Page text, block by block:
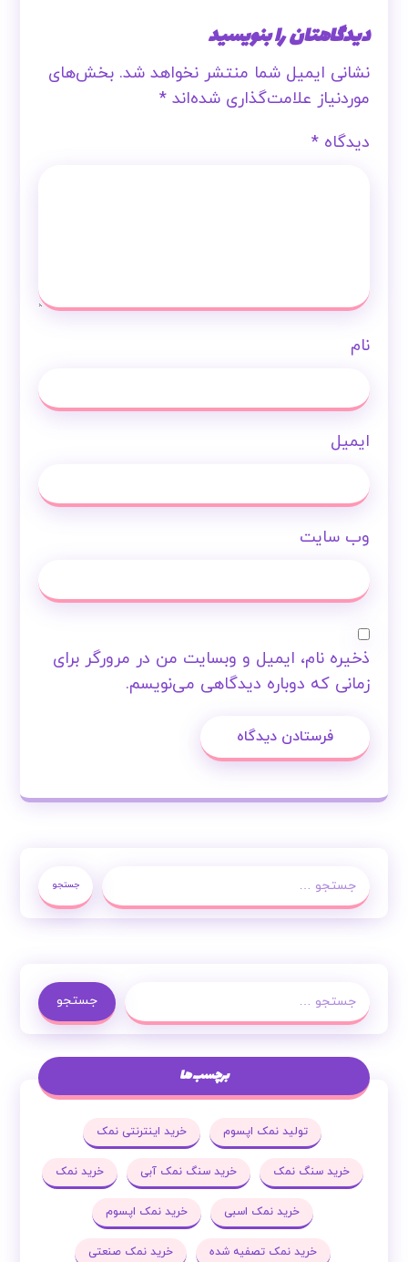
دیدگاهتان را بنویسید
نشانی ایمیل شما منتشر نخواهد شد. بخش‌های
موردنیاز علامت‌گذاری شده‌اند*
دیدگاه*
نام
ایمیل
وب‌ سایت
ذخیره نام، ایمیل و وبسایت من در مرورگر برای
زمانی که دوباره دیدگاهی می‌نویسم.
فرستادن دیدگاه
جستجو
جستجو
برچسب ها
تولید نمک اپسوم خرید اینترنتی نمک
خرید سنگ نمک خرید سنگ نمک آبی خرید نمک
خرید نمک اسبی خرید نمک اپسوم
خرید نمک تصفیه شده خرید نمک صنعتی